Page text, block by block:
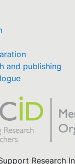
and publishing
Research